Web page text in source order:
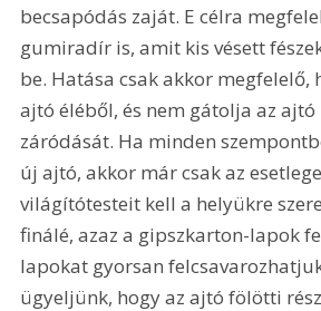
becsapódás zaját. E célra
gumiradír is, amit kis vésett
be. Hatása csak akkor megfelelő,
ajtó éléből, és nem gátolja az ajtó
záródását. Ha minden
új ajtó, akkor már csak az
világítótesteit kell a helyükre
finálé, azaz a gipszkarton-lapok
lapokat gyorsan
ügyeljünk, hogy az ajtó fölötti